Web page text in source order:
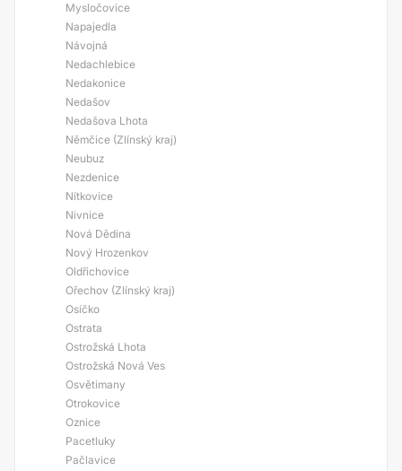
Mysločovice
Napajedla
Návojná
Nedachlebice
Nedakonice
Nedašov
Nedašova Lhota
Němčice (Zlínský kraj)
Neubuz
Nezdenice
Nítkovice
Nivnice
Nová Dědina
Nový Hrozenkov
Oldřichovice
Ořechov (Zlínský kraj)
Osíčko
Ostrata
Ostrožská Lhota
Ostrožská Nová Ves
Osvětimany
Otrokovice
Oznice
Pacetluky
Pačlavice